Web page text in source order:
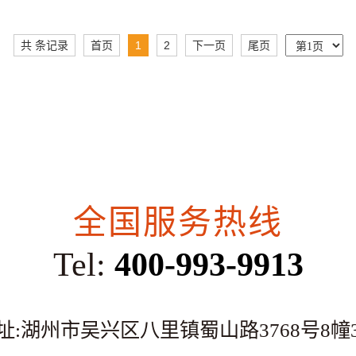
共 条记录 首页 1 2 下一页 尾页
全国服务热线
Tel: 400-993-9913
:湖州市吴兴区八里镇蜀山路3768号8幢